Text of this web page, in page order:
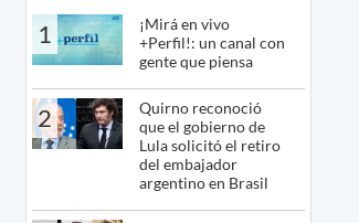
1
¡Mirá en vivo
+Perfil!: un canal con
gente que piensa
2
Quirno reconoció
que el gobierno de
Lula solicitó el retiro
del embajador
argentino en Brasil